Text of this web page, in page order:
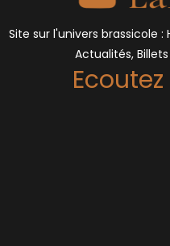
Site sur l'univers brassicole
Actualités,